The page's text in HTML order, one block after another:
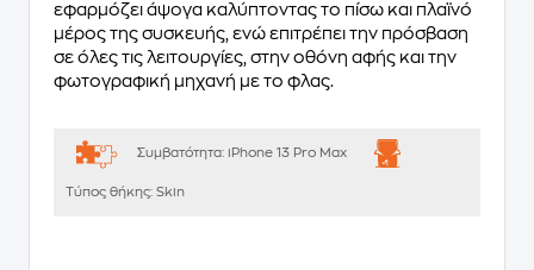
εφαρμόζει άψογα καλύπτοντας τo πίσω και πλαϊνό
μέρος της συσκευής, ενώ επιτρέπει την πρόσβαση
σε όλες τις λειτουργίες, στην οθόνη αφής και την
φωτογραφική μηχανή με το φλας.
Συμβατότητα: iPhone 13 Pro Max
Τύπος θήκης: Skin